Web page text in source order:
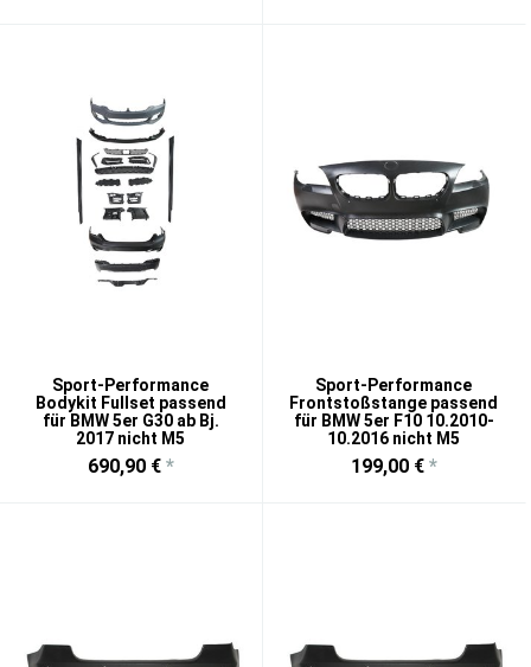
Sport-Performance
Bodykit Fullset passend
für BMW 5er G30 ab Bj.
2017 nicht M5
690,90 € *
Sport-Performance
Frontstoßstange passend
für BMW 5er F10 10.2010-
10.2016 nicht M5
199,00 € *